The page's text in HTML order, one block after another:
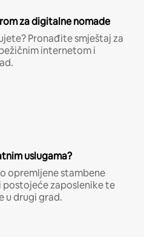
za digitalne nomade
Pronađite smještaj za
internetom i
uslugama?
opremljene stambene
postojeće zaposlenike te
u drugi grad.